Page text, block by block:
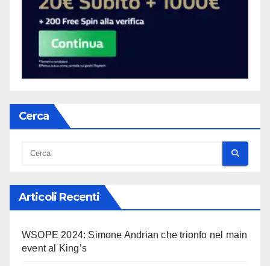
Cerca
Articoli Recenti
WSOPE 2024: Simone Andrian che trionfo nel main
event al King’s